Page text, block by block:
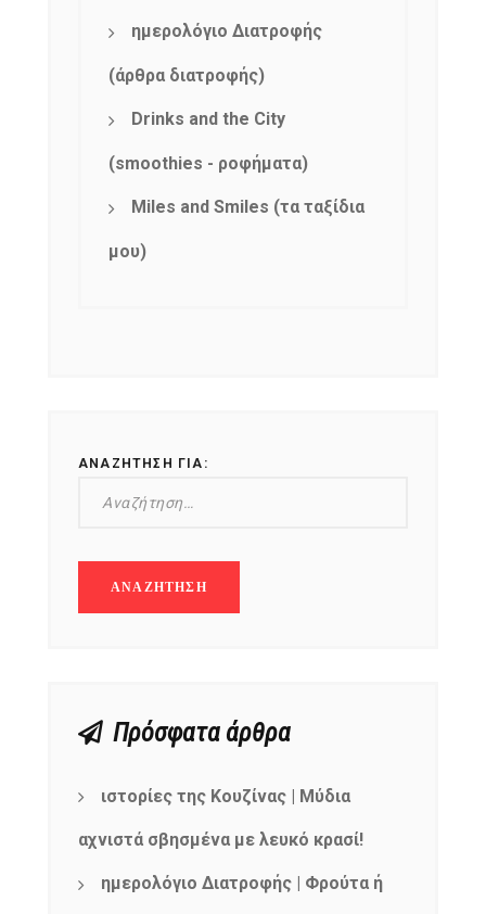
ημερολόγιο Διατροφής
(άρθρα διατροφής)
Drinks and the City
(smoothies - ροφήματα)
Miles and Smiles (τα ταξίδια
μου)
ΑΝΑΖΉΤΗΣΗ ΓΙΑ:
Πρόσφατα άρθρα
ιστορίες της Κουζίνας | Μύδια
αχνιστά σβησμένα με λευκό κρασί!
ημερολόγιο Διατροφής | Φρούτα ή